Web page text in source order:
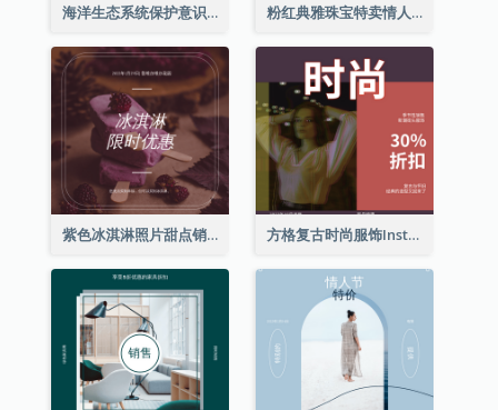
海洋生态系统保护意识Instagram帖子 粉红典雅珠宝特卖情人节Instagram帖子
紫色冰淇淋照片甜点销售Instagram帖子 方格复古时尚服饰Instagram帖子